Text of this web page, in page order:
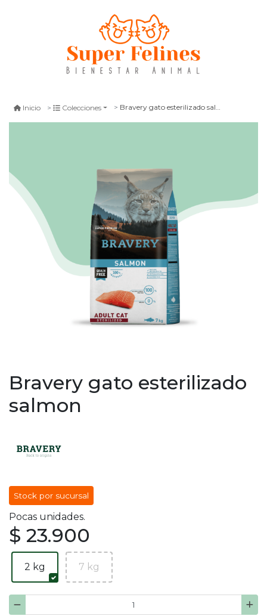
Inicio Colecciones Bravery gato esterilizado salmon
Bravery gato esterilizado
salmon
Stock por sucursal
Pocas unidades.
$ 23.900
2 kg 7 kg